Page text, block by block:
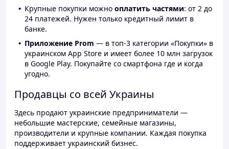
Крупные покупки можно оплатить частями: от 2 до
24 платежей. Нужен только кредитный лимит в
банке.
Приложение Prom — в топ-3 категории «Покупки» в
украинском App Store и имеет более 10 млн загрузок
в Google Play. Покупайте со смартфона где и когда
угодно.
Продавцы со всей Украины
Здесь продают украинские предприниматели —
небольшие мастерские, семейные магазины,
производители и крупные компании. Каждая покупка
поддерживает украинский бизнес.